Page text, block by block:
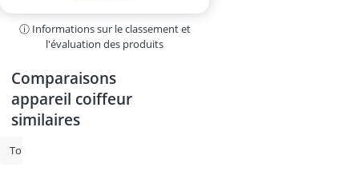
ⓘ Informations sur le classement et
l'évaluation des produits
Comparaisons
appareil coiffeur
similaires
Tondeuse barbe